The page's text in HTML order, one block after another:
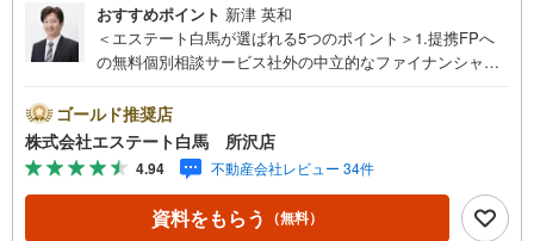
おすすめポイント 新津 英和
＜エステート白馬が選ばれる5つのポイント＞1.提携FPへ
の無料個別相談サービス社外の中立的なファイナンシャル
や学費等も含めてシミュレーションをご提案できます2.物
件情報が豊富所沢市を中心にたくさんの情報をご用意して
おります。インターネット広告前の物件も多数取り揃えて
おります。お客様のご希望エリアをお申し付けください。
3.自社グループでリフォーム、新築請負所沢店の3階はリフ
ォーム、注文建築部門の相談スペースです。一級建築士を
ゴールド推奨店
株式会社エステート白馬 所沢店
4.94 不動産会社レビュー 34件
資料をもらう （無料）